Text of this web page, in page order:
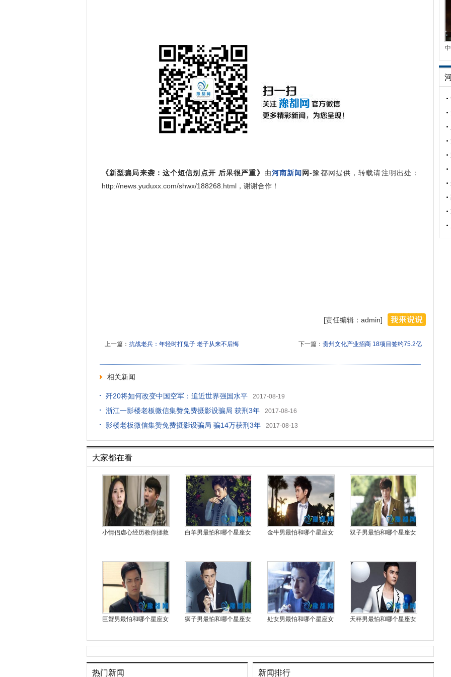
《新型骗局来袭：这个短信别点开 后果很严重》 由河南新闻 网-豫都网提供，转载请注明出处：
http://news.yuduxx.com/shwx/188268.html，谢谢合作！
[责任编辑：admin]
下一篇： 贵州文化产业招商 18项目签约75.2亿
上一篇： 抗战老兵：年轻时打鬼子 老子从来不后悔
相关新闻
歼20将如何改变中国空军：追近世界强国水平 2017-08-19
浙江一影楼老板微信集赞免费摄影设骗局 获刑3年 2017-08-16
影楼老板微信集赞免费摄影设骗局 骗14万获刑3年 2017-08-13
大家都在看
小情侣虐心经历教你拯救 白羊男最怕和哪个星座女 金牛男最怕和哪个星座女 双子男最怕和哪个星座女
巨蟹男最怕和哪个星座女 狮子男最怕和哪个星座女 处女男最怕和哪个星座女 天秤男最怕和哪个星座女
热门新闻 新闻排行